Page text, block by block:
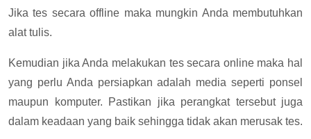
Jika tes secara offline maka mungkin Anda membutuhkan
alat tulis.
Kemudian jika Anda melakukan tes secara online maka hal
yang perlu Anda persiapkan adalah media seperti ponsel
maupun komputer. Pastikan jika perangkat tersebut juga
dalam keadaan yang baik sehingga tidak akan merusak tes.